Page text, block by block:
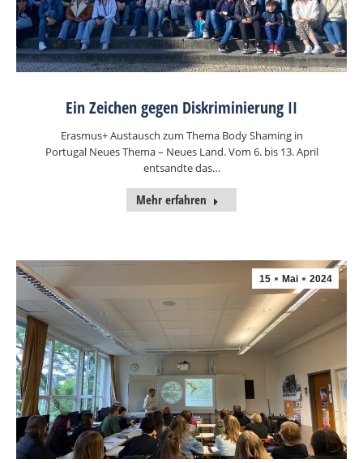
Ein Zeichen gegen Diskriminierung II
Erasmus+ Austausch zum Thema Body Shaming in
Portugal Neues Thema – Neues Land. Vom 6. bis 13. April
entsandte das…
Mehr erfahren
15 Mai 2024